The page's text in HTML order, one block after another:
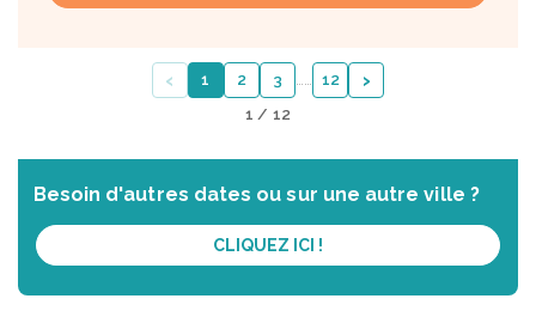
‹ 1 2 3 …… 12 ›
1 / 12
Besoin d'autres dates ou sur une autre ville ?
CLIQUEZ ICI !